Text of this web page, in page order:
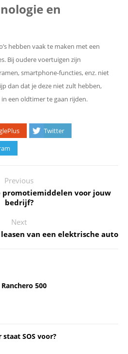
en
hebben vaak te maken met een
Bij oudere voertuigen zijn
smartphone-functies, enz. niet
dan dat je deze niet zult hebben,
een oldtimer te gaan rijden.
Twitter
Previous
promotiemiddelen voor jouw
bedrijf?
Next
van een elektrische auto
500
staat SOS voor?